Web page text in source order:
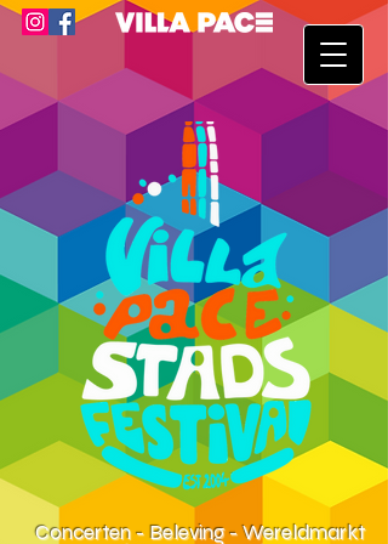
Concerten - Beleving - Wereldmarkt